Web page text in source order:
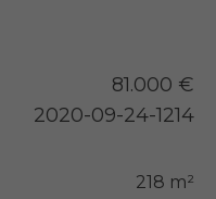
81.000 €
2020-09-24-1214
218 m²